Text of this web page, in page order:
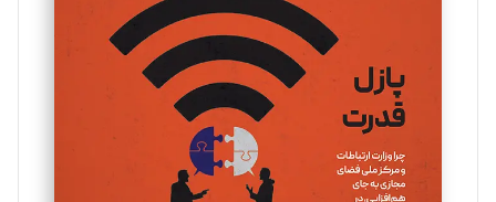
یسنا امان‌پور
تحریریه
ملینا جعفری